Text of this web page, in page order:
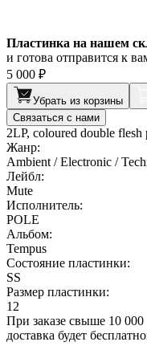
Пластинка на нашем
и готова отправится к
5 000 ₽
Убрать из корзины
Связаться с нами
2LP, coloured double flesh
Жанр:
Ambient / Electronic /
Лейбл:
Mute
Исполнитель:
POLE
Альбом:
Tempus
Состояние пластинки:
SS
Размер пластинки:
12
При заказе свыше 10 000
доставка будет